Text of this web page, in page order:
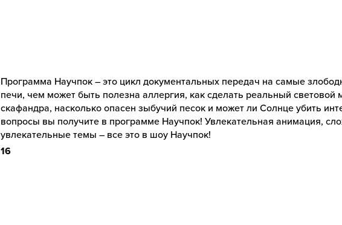
Программа Научпок – это цикл документальных передач на самые
печи, чем может быть полезна аллергия, как сделать реальный
скафандра, насколько опасен зыбучий песок и может ли Солнце убить
вопросы вы получите в программе Научпок! Увлекательная анимация,
увлекательные темы – все это в шоу Научпок!
16